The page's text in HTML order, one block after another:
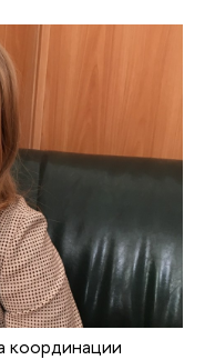
координации